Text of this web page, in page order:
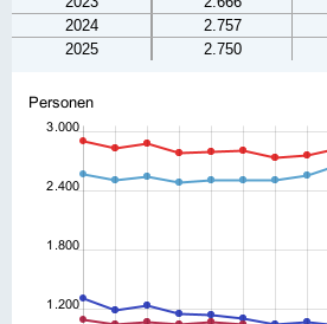
2024
2.757
2025
2.750